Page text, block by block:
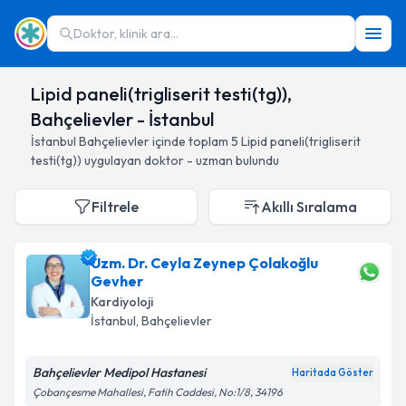
Doktor, klinik ara...
Lipid paneli(trigliserit testi(tg)),
Bahçelievler - İstanbul
İstanbul Bahçelievleriçinde toplam 5 Lipid paneli(trigliserit
testi(tg)) uygulayan doktor - uzman bulundu
Filtrele Akıllı Sıralama
Uzm. Dr. Ceyla Zeynep Çolakoğlu
Gevher
Kardiyoloji
İstanbul, Bahçelievler
Bahçelievler Medipol Hastanesi Haritada Göster
Çobançesme Mahallesi, Fatih Caddesi, No:1/8, 34196